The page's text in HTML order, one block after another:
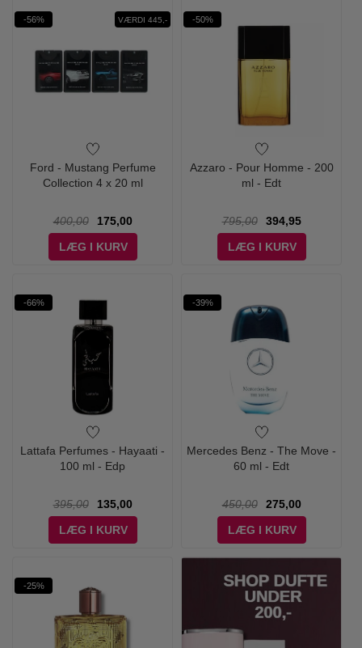
-56% VÆRDI 445,-
Ford - Mustang Perfume
Collection 4 x 20 ml
400,00
175,00
LÆG I KURV
-50%
Azzaro - Pour Homme - 200
ml - Edt
795,00
394,95
LÆG I KURV
-66%
Lattafa Perfumes - Hayaati -
100 ml - Edp
395,00
135,00
LÆG I KURV
-39%
Mercedes Benz - The Move -
60 ml - Edt
450,00
275,00
LÆG I KURV
-25%